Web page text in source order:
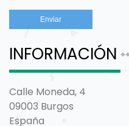
INFORMACIÓN
Calle Moneda, 4
09003 Burgos
España